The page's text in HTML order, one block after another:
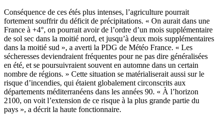
Conséquence de ces étés plus intenses, l’agriculture pourrait
fortement souffrir du déficit de précipitations. « On aurait dans une
France à +4°, on pourrait avoir de l’ordre d’un mois supplémentaire
de sol sec dans la moitié nord, et jusqu’à deux mois supplémentaires
dans la moitié sud », a averti la PDG de Météo France. « Les
sécheresses deviendraient fréquentes pour ne pas dire généralisées
en été, et se poursuivraient souvent en automne dans un certain
nombre de régions. » Cette situation se matérialiserait aussi sur le
risque d’incendies, qui étaient globalement circonscrits aux
départements méditerranéens dans les années 90. « À l’horizon
2100, on voit l’extension de ce risque à la plus grande partie du
pays », a décrit la haute fonctionnaire.